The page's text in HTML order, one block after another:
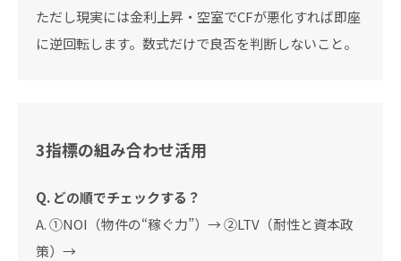
ただし現実には金利上昇・空室でCFが悪化すれば即座
に逆回転します。数式だけで良否を判断しないこと。
3指標の組み合わせ活用
Q. どの順でチェックする？
A. ①NOI（物件の“稼ぐ力”）→ ②LTV（耐性と資本政
策）→